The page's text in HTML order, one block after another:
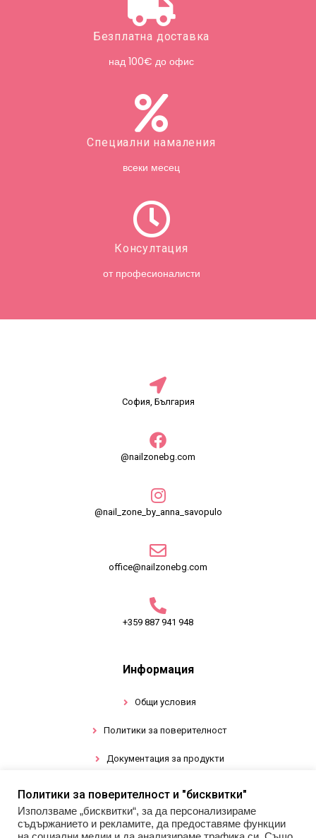
Безплатна доставка
над 100€ до офис
Специални намаления
всеки месец
Консултация
от професионалисти
София, България
@nailzonebg.com
@nail_zone_by_anna_savopulo
office@nailzonebg.com
+359 887 941 948
Информация
Общи условия
Политики за поверителност
Документация за продукти
Промоции
Гел лак
Политики за поверителност и "бисквитки"
Използваме „бисквитки“, за да персонализираме
съдържанието и рекламите, да предоставяме функции